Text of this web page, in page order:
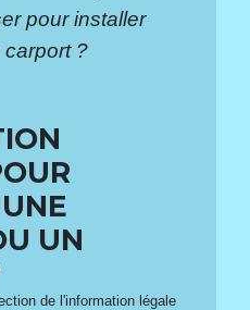
pour installer
?
UN
de l'information légale